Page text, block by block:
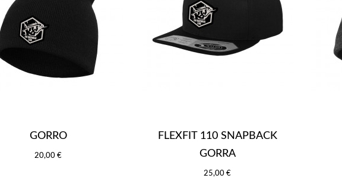
GORRO
20,00 €
FLEXFIT 110 SNAPBACK
GORRA
25,00 €